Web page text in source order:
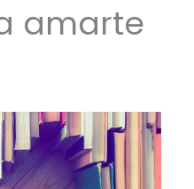
amarte